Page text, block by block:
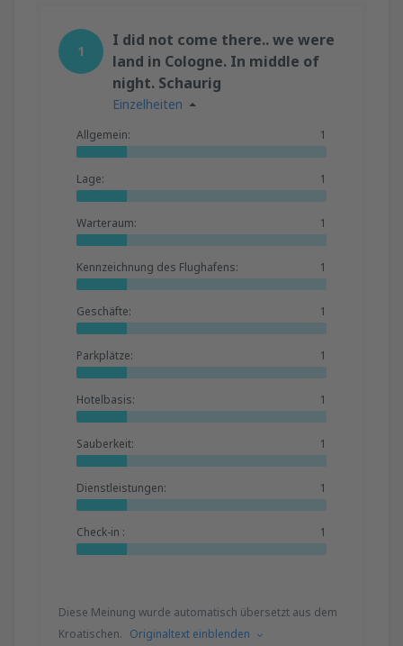
1
I did not come there.. we were
land in Cologne. In middle of
night. Schaurig
Einzelheiten
Allgemein: 1
Lage: 1
Warteraum: 1
Kennzeichnung des Flughafens: 1
Geschäfte: 1
Parkplätze: 1
Hotelbasis: 1
Sauberkeit: 1
Dienstleistungen: 1
Check-in : 1
Diese Meinung wurde automatisch übersetzt aus dem
Kroatischen. Originaltext einblenden